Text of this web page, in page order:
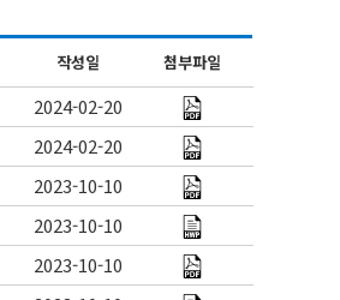
작성일 첨부파일
2024-02-20
2024-02-20
2023-10-10
2023-10-10
2023-10-10